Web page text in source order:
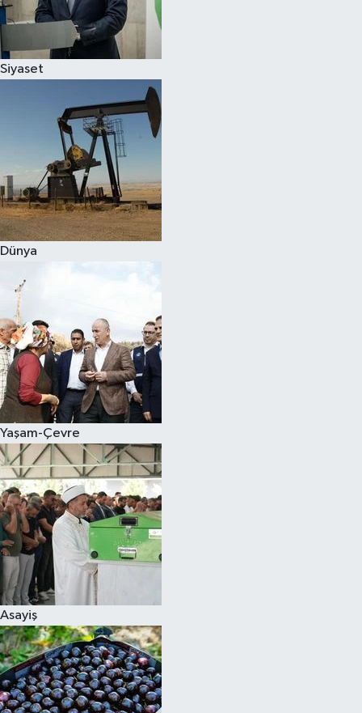
Siyaset
Dünya
Yaşam-Çevre
Asayiş
Spor
Çocuk
Eğitim
Hava Durumu
Kadın
Kültür Sanat
Sağlık
Siyaset
Teknoloji
Televizyon
Yaşam-Çevre